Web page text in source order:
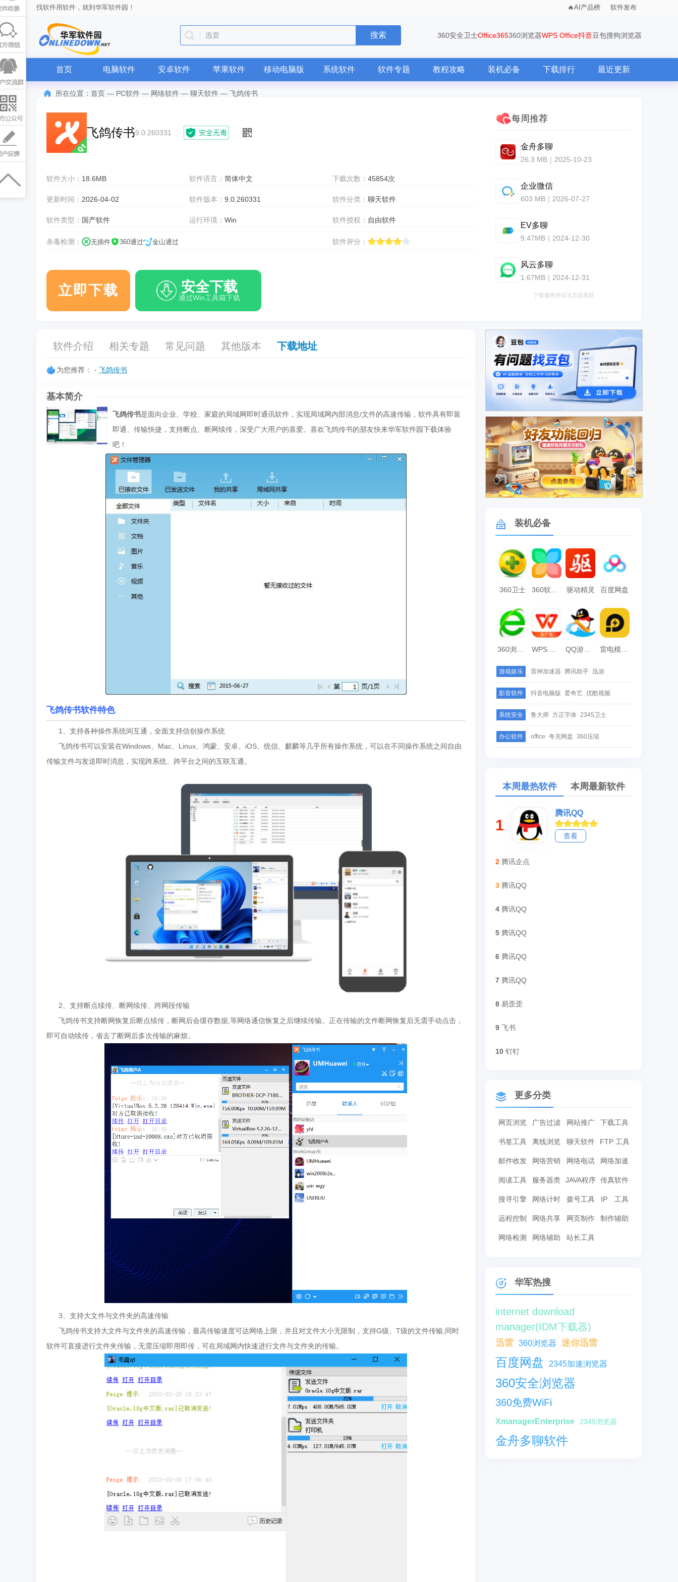
找软件用软件，就到华军软件园！ AI产品榜 软件发布
迅雷 搜索 360安全卫士Office365360浏览器WPS Office抖音豆包搜狗浏览器
首页 电脑软件 安卓软件 苹果软件 移动电脑版 系统软件 软件专题 教程攻略 装机必备 下载排行 最近更新
所在位置： 首页 — PC软件 — 网络软件 — 聊天软件 — 飞鸽传书
飞鸽传书9.0.260331
软件大小： 18.6MB 软件语言：简体中文 下载次数： 45854次
更新时间： 2026-04-02 软件版本：9.0.260331 软件分类： 聊天软件
软件类型： 国产软件 运行环境：Win 软件授权： 自由软件
杀毒检测： 无插件 360通过 金山通过 软件评分：
立即下载 安全下载
通过Win工具箱下载
每周推荐
金舟多聊
26.3 MB｜2025-10-23
企业微信
603 MB｜2026-07-27
EV多聊
9.47MB｜2024-12-30
风云多聊
1.67MB｜2024-12-31
下载服务协议见页面底部
软件介绍 相关专题 常见问题 其他版本 下载地址
为您推荐： - 飞鸽传书
基本简介
飞鸽传书是面向企业、学校、家庭的局域网即时通讯软件，实现局域网内部消息/文件的高速传输，软件具有即装
即通、传输快捷，支持断点、断网续传，深受广大用户的喜爱。喜欢飞鸽传书的朋友快来华军软件园下载体验
吧！
飞鸽传书软件特色
1、支持各种操作系统间互通，全面支持信创操作系统
飞鸽传书可以安装在Windows、Mac、Linux、鸿蒙、安卓、iOS、统信、麒麟等几乎所有操作系统，可以在不同操作系统之间自由
传输文件与发送即时消息，实现跨系统、跨平台之间的互联互通。
2、支持断点续传、断网续传、跨网段传输
飞鸽传书支持断网恢复后断点续传，断网后会缓存数据,等网络通信恢复之后继续传输。正在传输的文件断网恢复后无需手动点击，
即可自动续传，省去了断网后多次传输的麻烦。
3、支持大文件与文件夹的高速传输
飞鸽传书支持大文件与文件夹的高速传输，最高传输速度可达网络上限，并且对文件大小无限制，支持G级、T级的文件传输;同时
软件可直接进行文件夹传输，无需压缩即用即传，可在局域网内快速进行文件与文件夹的传输。
广告
广告
装机必备
360卫士 360软件管家 驱动精灵 百度网盘
雷电模拟器
游戏娱乐 雷神加速器 腾讯助手 迅游
影音软件 抖音电脑版 爱奇艺 优酷视频
系统安全 鲁大师 方正字体 2345卫士
办公软件 office 夸克网盘 360压缩
本周最热软件 本周最新软件
1
腾讯QQ
查看
2 腾讯企点
3 腾讯QQ
4 腾讯QQ
5 腾讯QQ
6 腾讯QQ
7 腾讯QQ
8 易歪歪
9 飞书
10 钉钉
更多分类
网页浏览 广告过滤 网站推广 下载工具
书签工具 离线浏览 聊天软件 FTP 工具
邮件收发 网络营销 网络电话 网络加速
阅读工具 服务器类 JAVA程序 传真软件
搜寻引擎 网络计时 拨号工具 IP 工具
远程控制 网络共享 网页制作 制作辅助
网络检测 网络辅助 站长工具
华军热搜
internet download
manager(IDM下载器)
迅雷 360浏览器 迷你迅雷
百度网盘 2345加速浏览器
360安全浏览器
360免费WiFi
XmanagerEnterprise 2345浏览器
金舟多聊软件